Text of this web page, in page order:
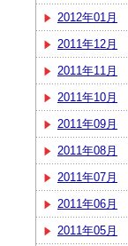
2012年01月
2011年12月
2011年11月
2011年10月
2011年09月
2011年08月
2011年07月
2011年06月
2011年05月